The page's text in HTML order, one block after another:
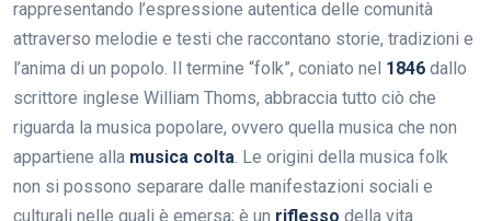
rappresentando l’espressione autentica delle comunità
attraverso melodie e testi che raccontano storie, tradizioni e
l’anima di un popolo. Il termine “folk”, coniato nel 1846 dallo
scrittore inglese William Thoms, abbraccia tutto ciò che
riguarda la musica popolare, ovvero quella musica che non
appartiene alla musica colta. Le origini della musica folk
non si possono separare dalle manifestazioni sociali e
culturali nelle quali è emersa; è un riflesso della vita